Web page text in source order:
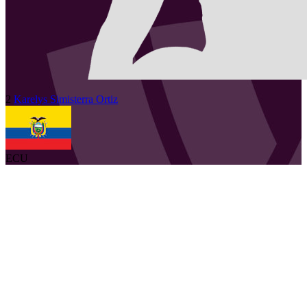
2 Karelys Simisterra Ortiz
ECU